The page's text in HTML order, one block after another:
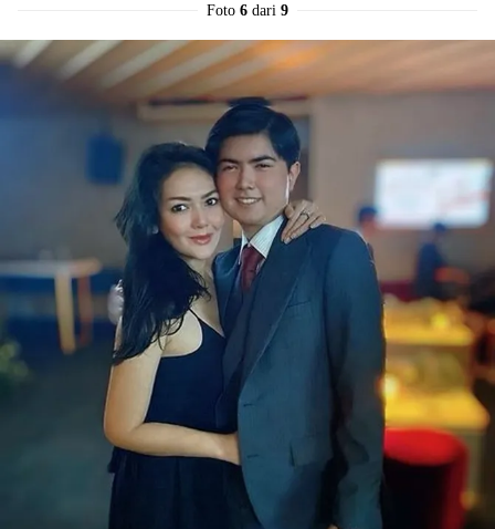
Foto 6 dari 9